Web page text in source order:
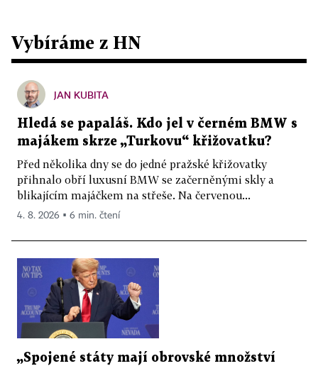
Vybíráme z HN
JAN KUBITA
Hledá se papaláš. Kdo jel v černém BMW s
majákem skrze „Turkovu“ křižovatku?
Před několika dny se do jedné pražské křižovatky
přihnalo obří luxusní BMW se začerněnými skly a
blikajícím majáčkem na střeše. Na červenou...
4. 8. 2026 ▪ 6 min. čtení
„Spojené státy mají obrovské množství